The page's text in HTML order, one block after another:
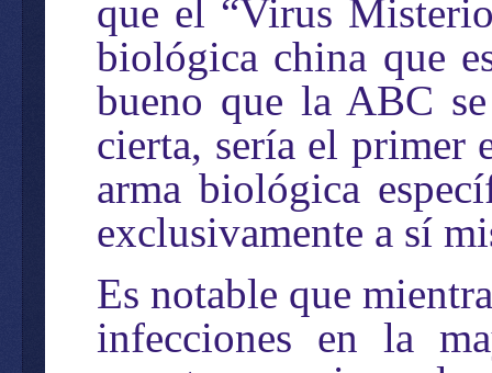
que el “Virus
biológica china que
bueno que la ABC
cierta, sería el primer
arma biológica
exclusivamente a sí
Es notable que
infecciones en la